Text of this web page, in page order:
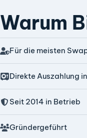
Warum
Für die meisten
Direkte Auszahlung
Seit 2014 in Betrieb
Gründergeführt